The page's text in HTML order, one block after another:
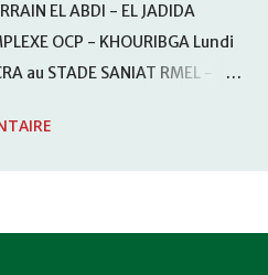
EL ABDI - EL JADIDA
OCP - KHOURIBGA Lundi
au STADE SANIAT RMEL -
15H00 WAF - OCS au